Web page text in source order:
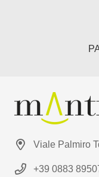
Viale Palmiro
+39 0883